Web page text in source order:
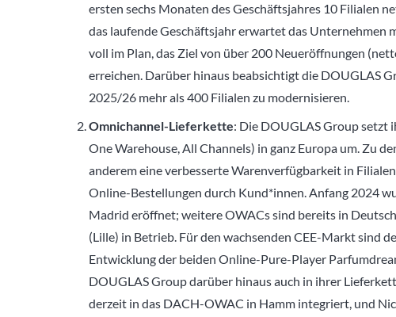
ersten sechs Monaten des Geschäftsjahres 10 Filialen
das laufende Geschäftsjahr erwartet das Unternehmen
voll im Plan, das Ziel von über 200 Neueröffnungen
erreichen. Darüber hinaus beabsichtigt die DOUGLAS
2025/26 mehr als 400 Filialen zu modernisieren.
Omnichannel-Lieferkette: Die DOUGLAS Group setzt
One Warehouse, All Channels) in ganz Europa um. Zu
anderem eine verbesserte Warenverfügbarkeit in
Online-Bestellungen durch Kund*innen. Anfang 2024
Madrid eröffnet; weitere OWACs sind bereits in
(Lille) in Betrieb. Für den wachsenden CEE-Markt sind
Entwicklung der beiden Online-Pure-Player
DOUGLAS Group darüber hinaus auch in ihrer
derzeit in das DACH-OWAC in Hamm integriert, und